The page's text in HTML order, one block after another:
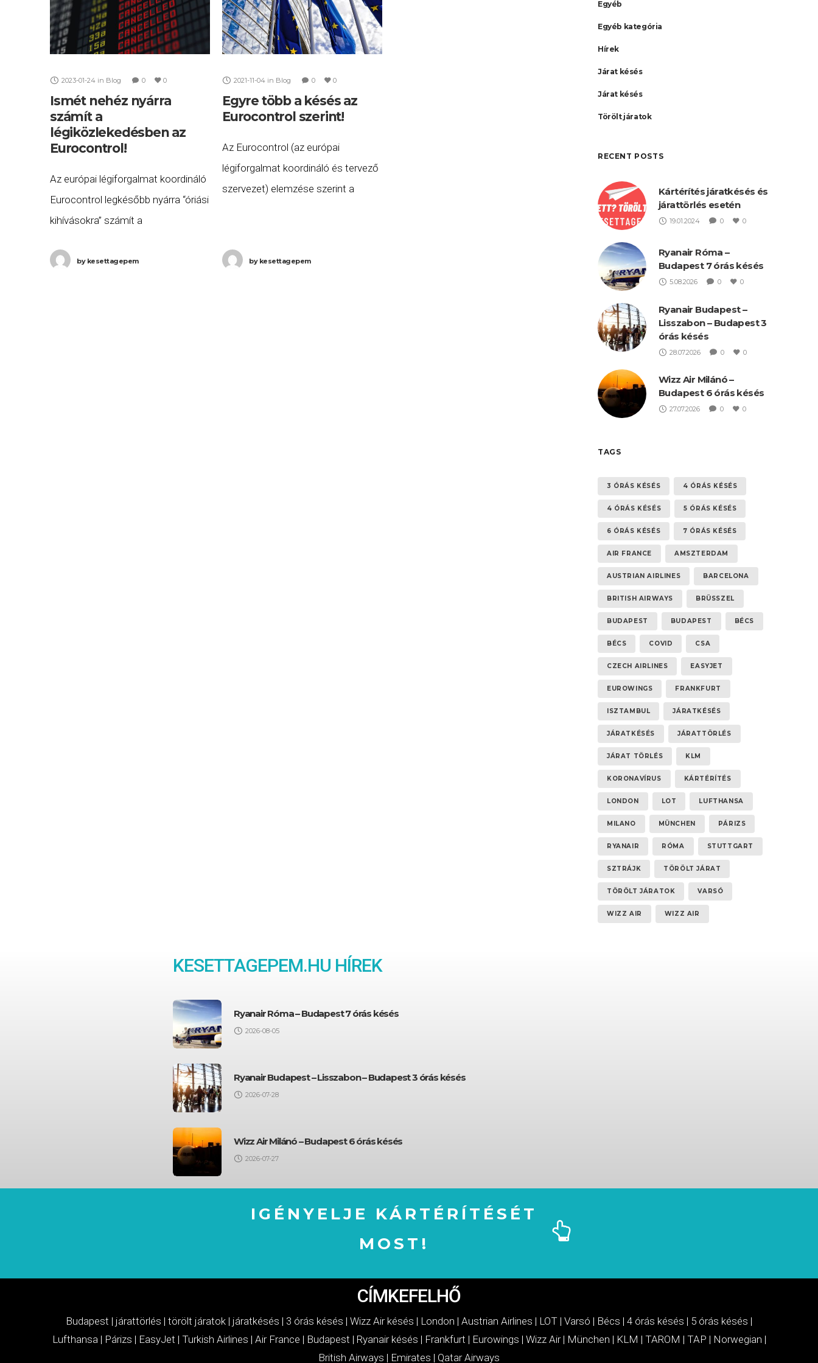
2023-01-24 in Blog 0 0
Ismét nehéz nyárra
számít a
légiközlekedésben az
Eurocontrol!
Az európai légiforgalmat koordináló
Eurocontrol legkésőbb nyárra “óriási
kihívásokra” számít a
szolgáltató előrejelzései szerint a
bykesettagepem
2021-11-04 in Blog 0 0
Egyre több a késés az
Eurocontrol szerint!
Az Eurocontrol (az európai
légiforgalmat koordináló és tervező
szervezet) elemzése szerint a
utasoknak: 2021 júliusában
járatonként akár 0,7 percet is. Most
bykesettagepem
Egyéb
Egyéb kategória
Hírek
Járat késés
Járat késés
Törölt járatok
RECENT POSTS
Kártérítés járatkésés és
járattörlés esetén
19.01.2024 0 0
Ryanair Róma –
Budapest 7 órás késés
5.08.2026 0 0
Ryanair Budapest –
Lisszabon – Budapest 3
órás késés
28.07.2026 0 0
Wizz Air Milánó –
Budapest 6 órás késés
27.07.2026 0 0
TAGS
3 ÓRÁS KÉSÉS 4 ÓRÁS KÉSÉS
4 ÓRÁS KÉSÉS 5 ÓRÁS KÉSÉS
6 ÓRÁS KÉSÉS 7 ÓRÁS KÉSÉS
AIR FRANCE AMSZTERDAM
AUSTRIAN AIRLINES BARCELONA
BRITISH AIRWAYS BRÜSSZEL
BUDAPEST BUDAPEST BÉCS
BÉCS COVID CSA
CZECH AIRLINES EASYJET
EUROWINGS FRANKFURT
ISZTAMBUL JÁRATKÉSÉS
JÁRATKÉSÉS JÁRATTÖRLÉS
JÁRAT TÖRLÉS KLM
KORONAVÍRUS KÁRTÉRÍTÉS
LONDON LOT LUFTHANSA
MILANO MÜNCHEN PÁRIZS
RYANAIR RÓMA STUTTGART
SZTRÁJK TÖRÖLT JÁRAT
TÖRÖLT JÁRATOK VARSÓ
WIZZ AIR WIZZ AIR
KESETTAGEPEM.HU HÍREK
Ryanair Róma – Budapest 7 órás késés
2026-08-05
Ryanair Budapest – Lisszabon – Budapest 3 órás késés
2026-07-28
Wizz Air Milánó – Budapest 6 órás késés
2026-07-27
IGÉNYELJE KÁRTÉRÍTÉSÉT
MOST!
CÍMKEFELHŐ
Budapest | járattörlés | törölt járatok | járatkésés | 3 órás késés | Wizz Air késés | London | Austrian Airlines | LOT | Varsó | Bécs | 4 órás késés | 5 órás késés |
Lufthansa| Párizs | EasyJet | Turkish Airlines | Air France | Budapest | Ryanair késés | Frankfurt | Eurowings | Wizz Air| München | KLM | TAROM | TAP | Norwegian |
British Airways | Emirates | Qatar Airways